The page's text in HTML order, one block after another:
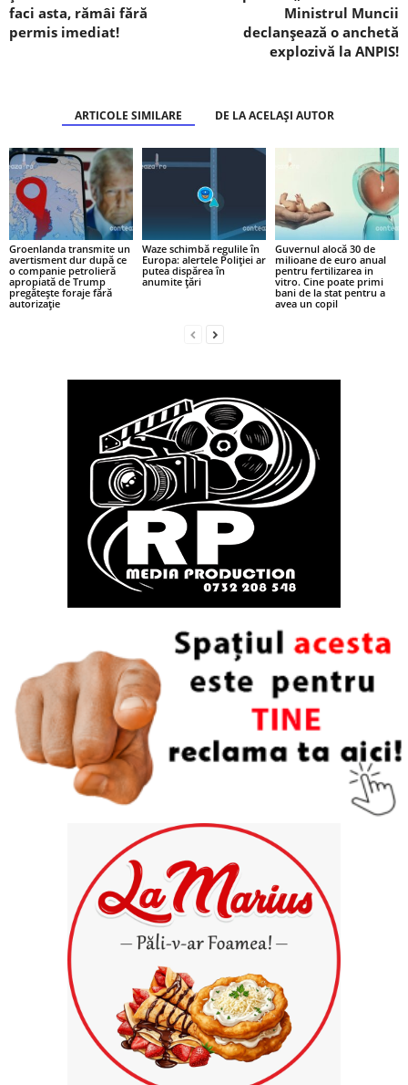
faci asta, rămâi fără
permis imediat!
Ministrul Muncii
declanșează o anchetă
explozivă la ANPIS!
ARTICOLE SIMILARE DE LA ACELAȘI AUTOR
Groenlanda transmite un
avertisment dur după ce
o companie petrolieră
apropiată de Trump
pregătește foraje fără
autorizație
Waze schimbă regulile în
Europa: alertele Poliției ar
putea dispărea în
anumite țări
Guvernul alocă 30 de
milioane de euro anual
pentru fertilizarea in
vitro. Cine poate primi
bani de la stat pentru a
avea un copil